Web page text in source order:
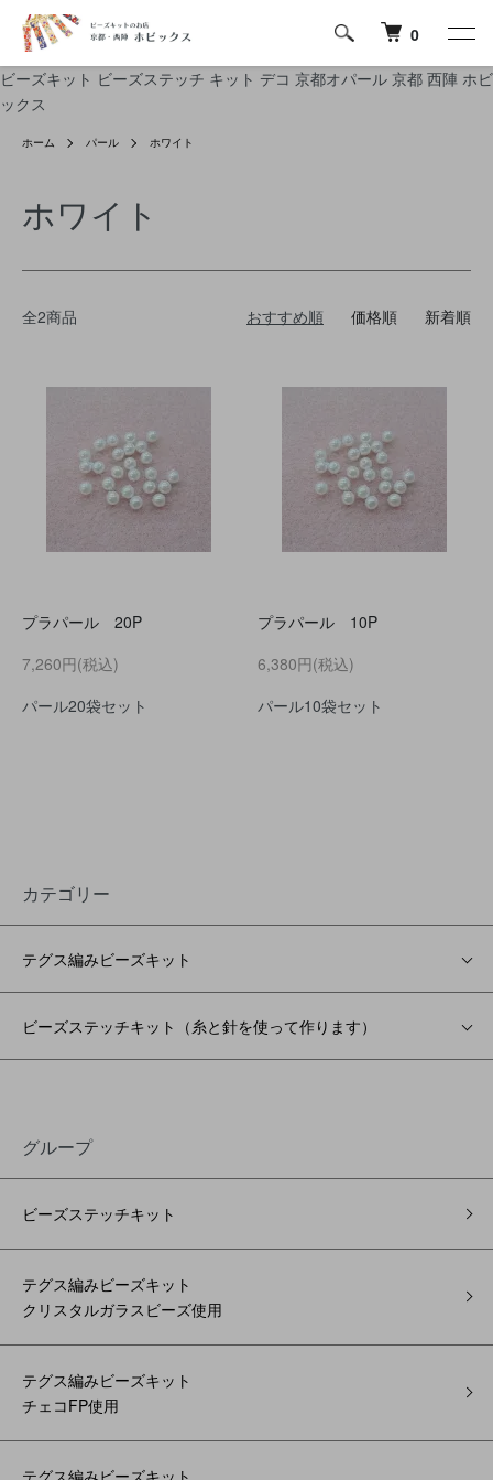
ビーズキット ビーズステッチ キット デコ 京都オパール 京都 西陣 ホビ
ックス
0
ホーム パール ホワイト
ホワイト
全2商品 おすすめ順 価格順 新着順
プラパール 20P
7,260円(税込)
パール20袋セット
プラパール 10P
6,380円(税込)
パール10袋セット
カテゴリー
テグス編みビーズキット
ビーズステッチキット（糸と針を使って作ります）
グループ
ビーズステッチキット
テグス編みビーズキット
クリスタルガラスビーズ使用
テグス編みビーズキット
チェコFP使用
テグス編みビーズキット